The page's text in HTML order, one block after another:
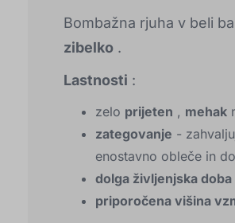
Bombažna rjuha v beli
zibelko .
Lastnosti :
zelo prijeten , mehak
zategovanje -
enostavno obleče in
dolga življenjska doba
priporočena višina